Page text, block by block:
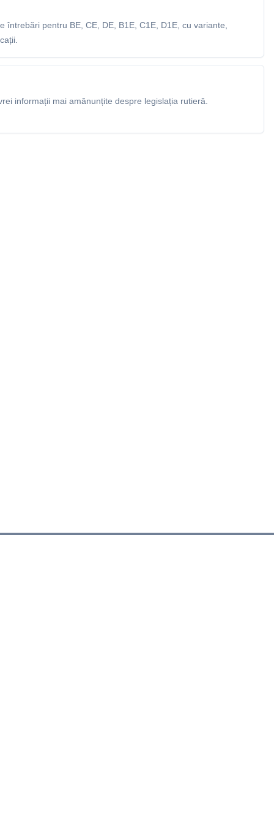
întrebări pentru BE, CE, DE, B1E, C1E, D1E, cu variante,
informații mai amănunțite despre legislația rutieră.